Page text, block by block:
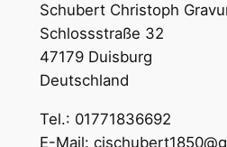
Schubert Christoph
Schlossstraße 32
47179 Duisburg
Deutschland
Tel.: 01771836692
E-Mail: